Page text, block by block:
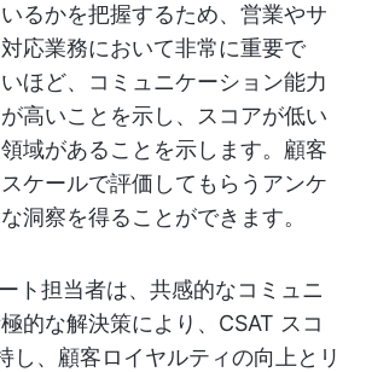
るかを把握するため、営業やサ
応業務において非常に重要で
ほど、コミュニケーション能力
高いことを示し、スコアが低い
域があることを示します。顧客
ケールで評価してもらうアンケ
洞察を得ることができます。
ト担当者は、共感的なコミュニ
的な解決策により、CSAT スコ
し、顧客ロイヤルティの向上とリ